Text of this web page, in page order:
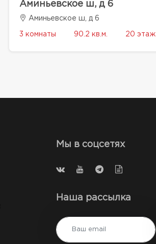
Аминьевское ш, д 6
Аминьевское ш, д 6
3 комнаты 90.2 кв.м. 20 этаж
Мы в соцсетях
Наша рассылка